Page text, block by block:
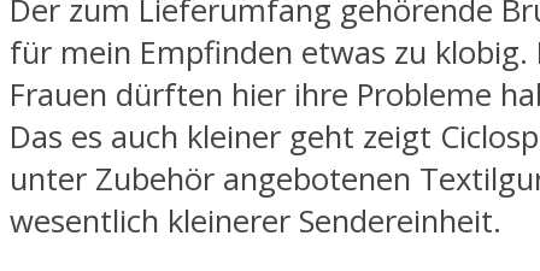
Der zum Lieferumfang gehörende
für mein Empfinden etwas zu klobig.
Frauen dürften hier ihre Probleme
Das es auch kleiner geht zeigt
unter Zubehör angebotenen
wesentlich kleinerer Sendereinheit.